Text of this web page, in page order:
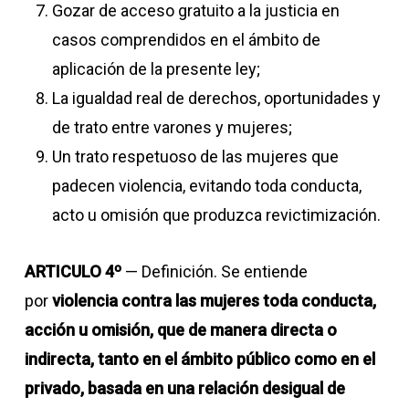
Gozar de acceso gratuito a la justicia en
casos comprendidos en el ámbito de
aplicación de la presente ley;
La igualdad real de derechos, oportunidades y
de trato entre varones y mujeres;
Un trato respetuoso de las mujeres que
padecen violencia, evitando toda conducta,
acto u omisión que produzca revictimización.
ARTICULO 4º — Definición. Se entiende
porviolencia contra las mujerestoda conducta,
acción u omisión, que de manera directa o
indirecta, tanto en el ámbito público como en el
privado, basada en una relación desigual de